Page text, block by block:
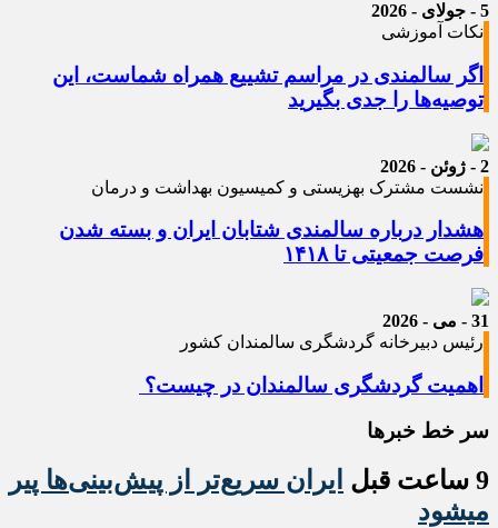
5 - جولای - 2026
نکات آموزشی
اگر سالمندی در مراسم تشییع همراه شماست، این
توصیه‌ها را جدی بگیرید
2 - ژوئن - 2026
نشست مشترک بهزیستی و کمیسیون بهداشت و درمان
هشدار درباره سالمندی شتابان ایران و بسته شدن
فرصت جمعیتی تا ۱۴۱۸
31 - می - 2026
رئیس دبیرخانه گردشگری سالمندان کشور
اهمیت گردشگری سالمندان در چیست؟
سر خط خبرها
9 ساعت قبل
ایران سریع‌تر از پیش‌بینی‌ها پیر
میشود